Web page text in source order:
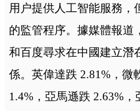
用户提供人工智能服務，
的監管程序。據媒體報道
和百度尋求在中國建立潛
係。英偉達跌 2.81%，微
1.4%，亞馬遜跌 2.63%